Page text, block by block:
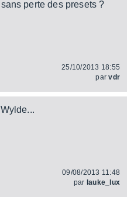
perte des presets ?
25/10/2013 18:55
parvdr
09/08/2013 11:48
par lauke_lux